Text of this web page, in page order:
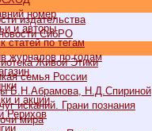
номер
и авторы
статей по тегам
журналов по годам
и акции
Рерихов
издательства
СибРО
Живой Этики
семья России
Б.Н.Абрамова, Н.Д.Спириной
исканий. Грани познания
мира